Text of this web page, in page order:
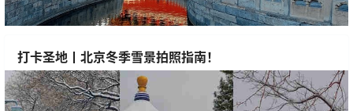
打卡圣地丨北京冬季雪景拍照指南！